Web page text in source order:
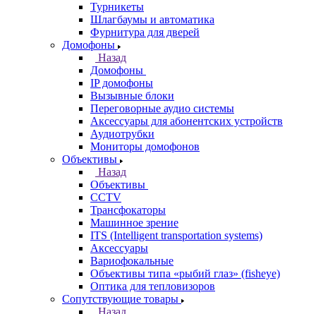
Турникеты
Шлагбаумы и автоматика
Фурнитура для дверей
Домофоны
Назад
Домофоны
IP домофоны
Вызывные блоки
Переговорные аудио системы
Аксессуары для абонентских устройств
Аудиотрубки
Мониторы домофонов
Объективы
Назад
Объективы
CCTV
Трансфокаторы
Машинное зрение
ITS (Intelligent transportation systems)
Аксессуары
Вариофокальные
Объективы типа «рыбий глаз» (fisheye)
Оптика для тепловизоров
Сопутствующие товары
Назад